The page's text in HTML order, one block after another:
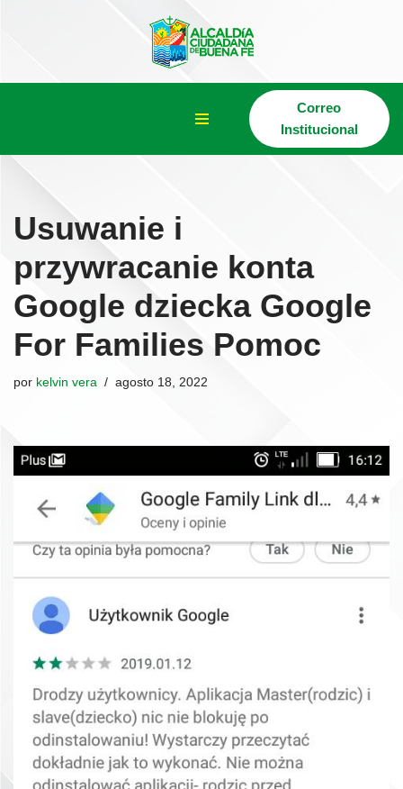
Correo
Institucional
Usuwanie i
przywracanie konta
Google dziecka Google
For Families Pomoc
por kelvin vera agosto 18, 2022